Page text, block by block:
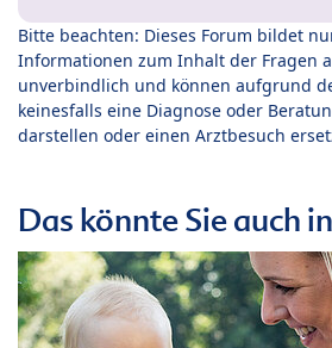
Bitte beachten: Dieses Forum bildet
Informationen zum Inhalt der Fragen
unverbindlich und können aufgrund
keinesfalls eine Diagnose oder
darstellen oder einen Arztbesuch
Das könnte Sie auch